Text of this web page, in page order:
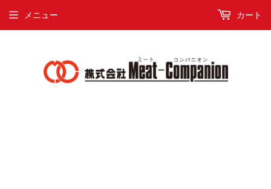
メニュー カート